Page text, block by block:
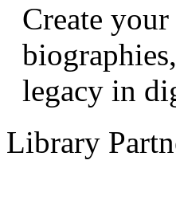
Create
legacy in
Library